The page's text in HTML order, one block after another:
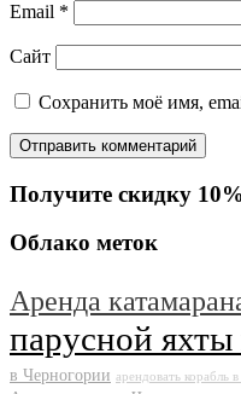
Email *
Сайт
Сохранить моё имя,
Получите скидку
Облако меток
Аренда
парусной
в Черногории арендовать корабль